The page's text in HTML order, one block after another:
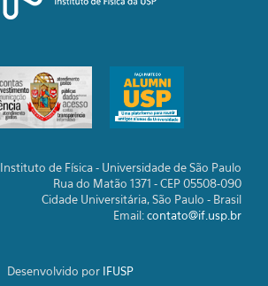
Instituto de Física - Universidade de São Paulo
Rua do Matão 1371 - CEP 05508-090
Cidade Universitária, São Paulo - Brasil
Email:contato@if.usp.br
Desenvolvido por IFUSP